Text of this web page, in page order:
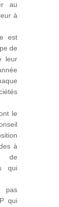
au
à
est
de
leur
le
à
de
qui
pas
qui